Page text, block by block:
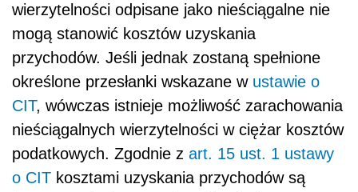
wierzytelności odpisane jako nieściągalne nie
mogą stanowić kosztów uzyskania
przychodów. Jeśli jednak zostaną spełnione
określone przesłanki wskazane w ustawie o
CIT, wówczas istnieje możliwość zarachowania
nieściągalnych wierzytelności w ciężar kosztów
podatkowych. Zgodnie z art. 15 ust. 1 ustawy
o CIT kosztami uzyskania przychodów są